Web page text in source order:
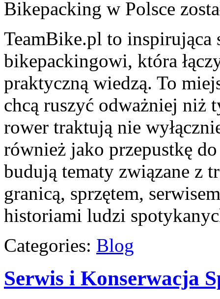
Bikepacking w Polsce
TeamBike.pl to inspirująca
bikepackingowi, która
praktyczną wiedzą. To
chcą ruszyć odważniej niż
rower traktują nie
również jako przepustkę
budują tematy związane z
granicą, sprzętem,
historiami ludzi
Categories: Blog
Serwis i Konserwacja